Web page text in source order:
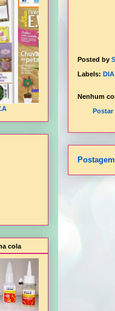
Posted by
Labels:
Nenhum
Postar
cola